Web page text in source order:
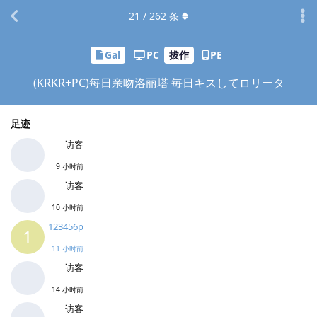
Gal PC 拔作 PE
(KRKR+PC)每日亲吻洛丽塔 毎日キスしてロリータ
足迹
访客
9 小时前
访客
10 小时前
1 123456p
11 小时前
访客
14 小时前
访客
21 / 262 条